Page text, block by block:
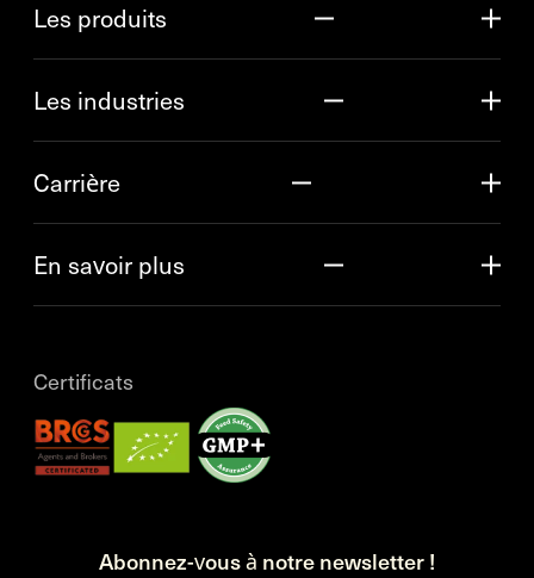
Les produits
Les industries
Carrière
En savoir plus
Certificats
Abonnez-vous à notre newsletter !